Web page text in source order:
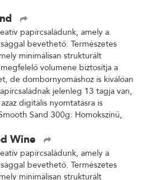
papírcsaládunk, amely a
bevethető. Természetes
minimálisan strukturált
volumene biztosítja a
de dombornyomáshoz is kiválóan
jelenleg 13 tagja van,
digitális nyomtatásra is
Sand 300g: Homokszínű,
Wine
papírcsaládunk, amely a
bevethető. Természetes
minimálisan strukturált